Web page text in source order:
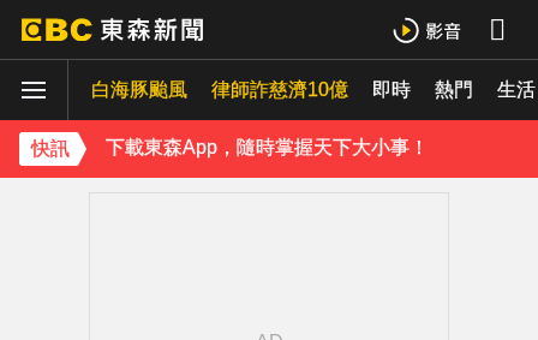
白海豚颱風 律師詐慈濟10億 即時 熱門 生活
快訊
油價繼續凍漲！下週汽油、柴油維持不調整
《理財達人秀》X 安聯投信免費講座報名中！搶先卡位 2027
下載東森App，隨時掌握天下大小事！